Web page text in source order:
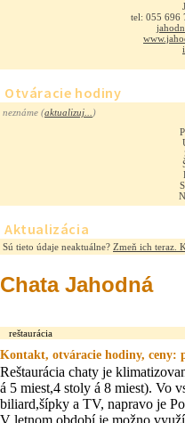
tel: 055 696
Otváracie hodiny
neznáme (aktualizuj... )
Aktualizácia
Sú tieto údaje neaktuálne? Zmeň ich teraz.
Chata Jahodná
reštaurácia
Kontakt, otváracie hodiny, ceny:
Reštaurácia chaty je
á 5 miest,4 stoly á 8 miest). Vo
biliard,šípky a TV, napravo je
V letnom období je možno